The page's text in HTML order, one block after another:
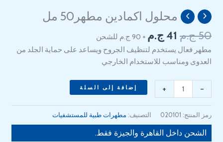
محلول اكمادين مطهر50 مل
50ج.م
السعر
الأصلي
هو:
50 EGP.
41 ج.م
السعر
هو:
41 EGP.
+ 90 ج.م للشحن
مطهر فعال يستخدم لتنظيف الجروح ويساعد على حماية الجلد من
العدوى ومناسب للاستخدام الخارجي
-
كمية
Solution
50
ml
+ إضافة إلى السلة
رمز المنتج: 020101 التصنيف: مطهرات طبية للمستشفيات
الشحن داخل القاهرة والجيزة فقط.